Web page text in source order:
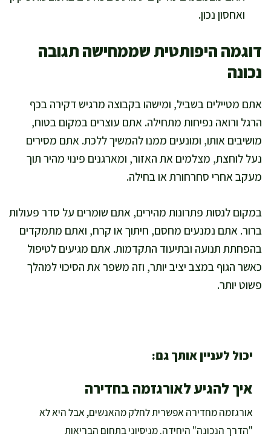
ואחסון נכון.
דוגמה היפותטית שממחישה תגובה
נכונה
אתם מטיילים בשביל, ומישהו בקבוצה מרגיש דקירה בכף
הרגל ורואה נפיחות מתחילה. אתם עוצרים במקום בטוח,
מושיבים אותו, ומונעים ממנו להמשיך ללכת. אתם מסירים
נעל לוחצת, מצלמים את האזור, ומארגנים פינוי מהיר תוך
מעקב אחרי סחרחורת או בחילה.
במקום לנסות פתרונות מהירים, אתם שומרים על סדר פעולות
ברור. אתם נמנעים מחסם, חיתוך או קרח, ואתם מתמקדים
בהפחתת תנועה ובתיעוד התקדמות. אתם מגיעים לטיפול
כאשר הגוף במצב יציב יותר, וזה משפר את הסיכוי למהלך
פשוט יותר.
יכול לעניין אותך גם:
איך להגיע לאורגזמה בחדירה
אורגזמה מחדירה אפשרית לחלק מהאנשים, אבל היא לא
"הדרך הנכונה" היחידה. מניסיוני בתחום הבריאות